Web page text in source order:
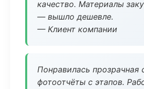
качество. Материалы
— вышло дешевле.
— Клиент компании
Понравилась прозрачная
фотоотчёты с этапов.